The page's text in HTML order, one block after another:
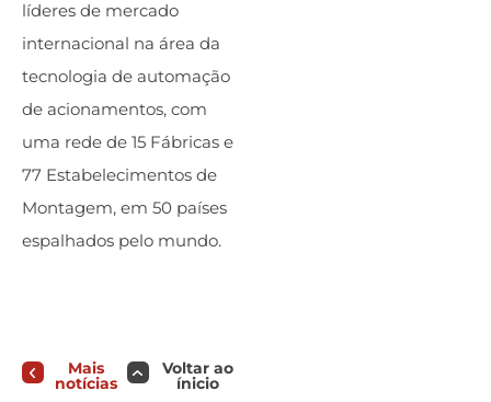
líderes de mercado
internacional na área da
tecnologia de automação
de acionamentos, com
uma rede de 15 Fábricas e
77 Estabelecimentos de
Montagem, em 50 países
espalhados pelo mundo.
Mais
notícias
Voltar ao
ínicio